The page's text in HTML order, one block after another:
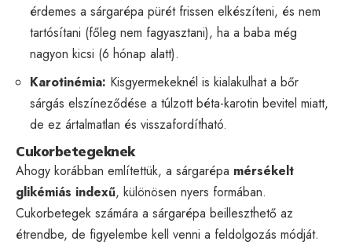
érdemes a sárgarépa pürét frissen elkészíteni, és nem
tartósítani (főleg nem fagyasztani), ha a baba még
nagyon kicsi (6 hónap alatt).
Karotinémia: Kisgyermekeknél is kialakulhat a bőr
sárgás elszíneződése a túlzott béta-karotin bevitel miatt,
de ez ártalmatlan és visszafordítható.
Cukorbetegeknek
Ahogy korábban említettük, a sárgarépa mérsékelt
glikémiás indexű, különösen nyers formában.
Cukorbetegek számára a sárgarépa beilleszthető az
étrendbe, de figyelembe kell venni a feldolgozás módját.